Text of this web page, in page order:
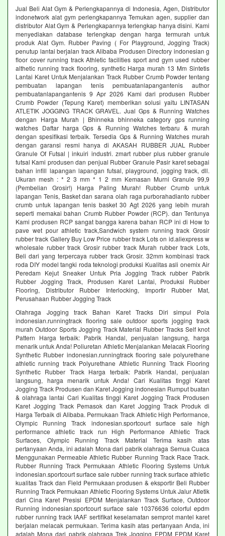
Jual Beli Alat Gym & Perlengkapannya di Indonesia, Agen, Distributor
indonetwork alat gym perlengkapannya Temukan agen, supplier dan
distributor Alat Gym & Perlengkapannya terlengkap hanya disini. Kami
menyediakan database terlengkap dengan harga termurah untuk
produk Alat Gym. Rubber Paving ( For Playground, Jogging Track)
penutup lantai berjalan track Alibaba Produsen Directory indonesian g
floor cover running track Athletic facilities sport and gym used rubber
althetic running track flooring, synthetic Harga murah 13 Mm Sintetis
Lantai Karet Untuk Menjalankan Track Rubber Crumb Powder tentang
pembuatan lapangan tenis pembuatanlapangantenis author
pembuatanlapangantenis 9 Apr 2026 Kami dari produsen Rubber
Crumb Powder (Tepung Karet) memberikan solusi yaitu LINTASAN
ATLETIK JOGGING TRACK GRAVEL. Jual Gps & Running Watches
dengan Harga Murah | Bhinneka bhinneka category gps running
watches Daftar harga Gps & Running Watches terbaru & murah
dengan spesifikasi terbaik. Tersedia Gps & Running Watches murah
dengan garansi resmi hanya di AKASAH RUBBER JUAL Rubber
Granule Of Futsal | inkuiri industri. zmart rubber plus rubber granule
futsal Kami produsen dan penjual Rubber Granule Pasir karet sebagai
bahan infill lapangan lapangan futsal, playground, jogging track, dll.
Ukuran mesh : * 2 3 mm * 1 2 mm Kemasan Murni Granule 99,9
(Pembelian Grosir!) Harga Paling Murah! Rubber Crumb untuk
lapangan Tenis, Basket dan sarana olah raga purborahadianto rubber
crumb untuk lapangan tenis basket 30 Agt 2026 yang lebih murah
seperti memakai bahan Crumb Rubber Powder (RCP). dan Tentunya
Kami produsen RCP sangat bangga karena bahan RCP ini di How to
pave wet pour athletic track,Sandwich system running track Grosir
rubber track Gallery Buy Low Price rubber track Lots on id.aliexpress w
wholesale rubber track Grosir rubber track Murah rubber track Lots,
Beli dari yang terpercaya rubber track Grosir. 32mm kombinasi track
roda DIY model tangki roda teknologi produksi Kualitas asli onemix Air
Peredam Kejut Sneaker Untuk Pria Jogging Track rubber Pabrik
Rubber Jogging Track, Produsen Karet Lantai, Produksi Rubber
Flooring, Distributor Rubber Interlocking, Importir Rubber Mat,
Perusahaan Rubber Jogging Track
Olahraga Jogging track Bahan Karet Tracks Diri simpul Pola
indonesian.runningtrack flooring sale outdoor sports jogging track
murah Outdoor Sports Jogging Track Material Rubber Tracks Self knot
Pattern Harga terbaik: Pabrik Handal, penjualan langsung, harga
menarik untuk Anda! Poliuretan Athletic Menjalankan Melacak Flooring
Synthetic Rubber indonesian.runningtrack flooring sale polyurethane
athletic running track Polyurethane Athletic Running Track Flooring
Synthetic Rubber Track Harga terbaik: Pabrik Handal, penjualan
langsung, harga menarik untuk Anda! Cari Kualitas tinggi Karet
Jogging Track Produsen dan Karet Jogging indonesian Rumput buatan
& olahraga lantai Cari Kualitas tinggi Karet Jogging Track Produsen
Karet Jogging Track Pemasok dan Karet Jogging Track Produk di
Harga Terbaik di Alibaba. Permukaan Track Athletic High Performance,
Olympic Running Track indonesian.sportcourt surface sale high
performance athletic track run High Performance Athletic Track
Surfaces, Olympic Running Track Material Terima kasih atas
pertanyaan Anda, ini adalah Mona dari pabrik olahraga Semua Cuaca
Menggunakan Permeable Athletic Rubber Running Track Race Track.
Rubber Running Track Permukaan Athletic Flooring Systems Untuk
indonesian.sportcourt surface sale rubber running track surface athletic
kualitas Track dan Field Permukaan produsen & eksportir Beli Rubber
Running Track Permukaan Athletic Flooring Systems Untuk Jalur Atletik
dari Cina Karet Presisi EPDM Menjalankan Track Surface, Outdoor
Running indonesian.sportcourt surface sale 10376636 colorful epdm
rubber running track IAAF sertifikat keselamatan semprot mantel karet
berjalan melacak permukaan. Terima kasih atas pertanyaan Anda, ini
adalah Mona dari pabrik olahraga Trek Jogging EPDM EPDM Karet